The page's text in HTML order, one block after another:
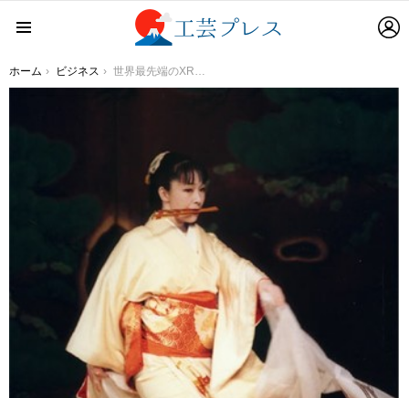
You are here:
ホーム ビジネス 世界最先端のXR技術を駆使したXR姫路城を舞台に、日本の伝統芸能の真髄を紐解く。